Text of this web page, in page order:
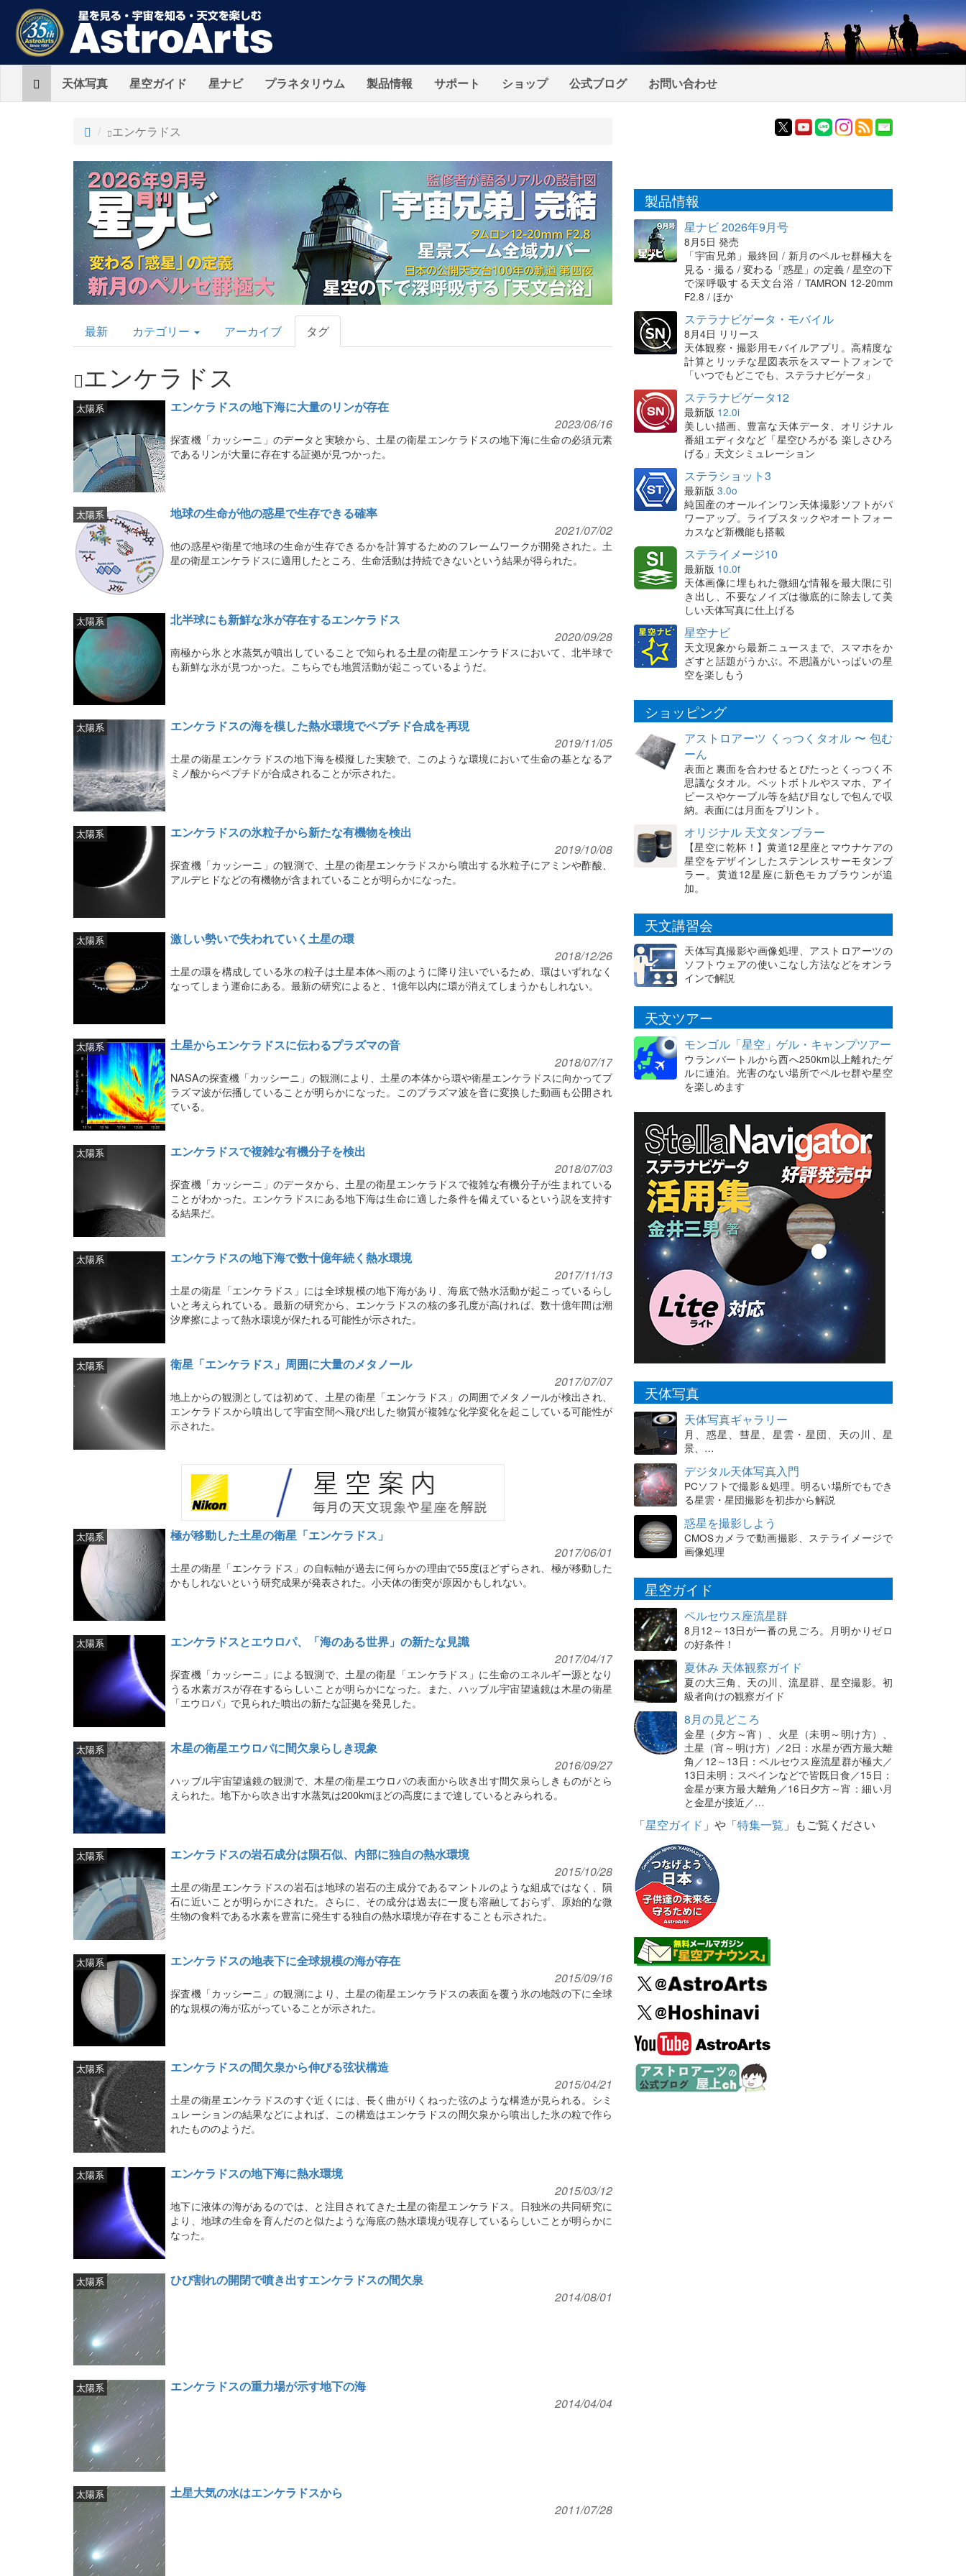
Home天体写真 星空ガイド 星ナビ プラネタリウム 製品情報 サポート ショップ 公式ブログ お問い合わせ
ト
プ
エンケラドス
AstroArts
Topics
最新 カテゴリー アーカイブ タグ
エンケラドス
エンケラドスの地下海に大量のリンが存在
太陽系
2023/06/16
探査機「カッシーニ」のデータと実験から、土星の衛星エンケラドスの地下海に生命の必須元素
であるリンが大量に存在する証拠が見つかった。
地球の生命が他の惑星で生存できる確率
太陽系
2021/07/02
他の惑星や衛星で地球の生命が生存できるかを計算するためのフレームワークが開発された。土
星の衛星エンケラドスに適用したところ、生命活動は持続できないという結果が得られた。
北半球にも新鮮な氷が存在するエンケラドス
太陽系
2020/09/28
南極から氷と水蒸気が噴出していることで知られる土星の衛星エンケラドスにおいて、北半球で
も新鮮な氷が見つかった。こちらでも地質活動が起こっているようだ。
エンケラドスの海を模した熱水環境でペプチド合成を再現
太陽系
2019/11/05
土星の衛星エンケラドスの地下海を模擬した実験で、このような環境において生命の基となるア
ミノ酸からペプチドが合成されることが示された。
エンケラドスの氷粒子から新たな有機物を検出
太陽系
2019/10/08
探査機「カッシーニ」の観測で、土星の衛星エンケラドスから噴出する氷粒子にアミンや酢酸、
アルデヒドなどの有機物が含まれていることが明らかになった。
激しい勢いで失われていく土星の環
太陽系
2018/12/26
土星の環を構成している氷の粒子は土星本体へ雨のように降り注いでいるため、環はいずれなく
なってしまう運命にある。最新の研究によると、1億年以内に環が消えてしまうかもしれない。
土星からエンケラドスに伝わるプラズマの音
太陽系
2018/07/17
NASAの探査機「カッシーニ」の観測により、土星の本体から環や衛星エンケラドスに向かってプ
ラズマ波が伝播していることが明らかになった。このプラズマ波を音に変換した動画も公開され
ている。
エンケラドスで複雑な有機分子を検出
太陽系
2018/07/03
探査機「カッシーニ」のデータから、土星の衛星エンケラドスで複雑な有機分子が生まれている
ことがわかった。エンケラドスにある地下海は生命に適した条件を備えているという説を支持す
る結果だ。
エンケラドスの地下海で数十億年続く熱水環境
太陽系
2017/11/13
土星の衛星「エンケラドス」には全球規模の地下海があり、海底で熱水活動が起こっているらし
いと考えられている。最新の研究から、エンケラドスの核の多孔度が高ければ、数十億年間は潮
汐摩擦によって熱水環境が保たれる可能性が示された。
衛星「エンケラドス」周囲に大量のメタノール
太陽系
2017/07/07
地上からの観測としては初めて、土星の衛星「エンケラドス」の周囲でメタノールが検出され、
エンケラドスから噴出して宇宙空間へ飛び出した物質が複雑な化学変化を起こしている可能性が
示された。
極が移動した土星の衛星「エンケラドス」
太陽系
2017/06/01
土星の衛星「エンケラドス」の自転軸が過去に何らかの理由で55度ほどずらされ、極が移動した
かもしれないという研究成果が発表された。小天体の衝突が原因かもしれない。
エンケラドスとエウロパ、「海のある世界」の新たな見識
太陽系
2017/04/17
探査機「カッシーニ」による観測で、土星の衛星「エンケラドス」に生命のエネルギー源となり
うる水素ガスが存在するらしいことが明らかになった。また、ハッブル宇宙望遠鏡は木星の衛星
「エウロパ」で見られた噴出の新たな証拠を発見した。
木星の衛星エウロパに間欠泉らしき現象
太陽系
2016/09/27
ハッブル宇宙望遠鏡の観測で、木星の衛星エウロパの表面から吹き出す間欠泉らしきものがとら
えられた。地下から吹き出す水蒸気は200kmほどの高度にまで達しているとみられる。
エンケラドスの岩石成分は隕石似、内部に独自の熱水環境
太陽系
2015/10/28
土星の衛星エンケラドスの岩石は地球の岩石の主成分であるマントルのような組成ではなく、隕
石に近いことが明らかにされた。さらに、その成分は過去に一度も溶融しておらず、原始的な微
生物の食料である水素を豊富に発生する独自の熱水環境が存在することも示された。
エンケラドスの地表下に全球規模の海が存在
太陽系
2015/09/16
探査機「カッシーニ」の観測により、土星の衛星エンケラドスの表面を覆う氷の地殻の下に全球
的な規模の海が広がっていることが示された。
エンケラドスの間欠泉から伸びる弦状構造
太陽系
2015/04/21
土星の衛星エンケラドスのすぐ近くには、長く曲がりくねった弦のような構造が見られる。シミ
ュレーションの結果などによれば、この構造はエンケラドスの間欠泉から噴出した氷の粒で作ら
れたもののようだ。
エンケラドスの地下海に熱水環境
太陽系
2015/03/12
地下に液体の海があるのでは、と注目されてきた土星の衛星エンケラドス。日独米の共同研究に
より、地球の生命を育んだのと似たような海底の熱水環境が現存しているらしいことが明らかに
なった。
ひび割れの開閉で噴き出すエンケラドスの間欠泉
太陽系
2014/08/01
エンケラドスの重力場が示す地下の海
太陽系
2014/04/04
土星大気の水はエンケラドスから
太陽系
2011/07/28
製品情報
星ナビ 2026年9月号
8月5日 発売
「宇宙兄弟」最終回 / 新月のペルセ群極大を
見る・撮る / 変わる「惑星」の定義 / 星空の下
で深呼吸する天文台浴 / TAMRON 12-20mm
F2.8 / ほか
ステラナビゲータ・モバイル
8月4日 リリース
天体観察・撮影用モバイルアプリ。高精度な
計算とリッチな星図表示をスマートフォンで
「いつでもどこでも、ステラナビゲータ」
ステラナビゲータ12
最新版 12.0i
美しい描画、豊富な天体データ、オリジナル
番組エディタなど「星空ひろがる 楽しさひろ
げる」天文シミュレーション
ステラショット3
最新版 3.0o
純国産のオールインワン天体撮影ソフトがパ
ワーアップ。ライブスタックやオートフォー
カスなど新機能も搭載
ステライメージ10
最新版 10.0f
天体画像に埋もれた微細な情報を最大限に引
き出し、不要なノイズは徹底的に除去して美
しい天体写真に仕上げる
星空ナビ
天文現象から最新ニュースまで、スマホをか
ざすと話題がうかぶ。不思議がいっぱいの星
空を楽しもう
ショッピング
アストロアーツ くっつくタオル 〜 包む
ーん
表面と裏面を合わせるとぴたっとくっつく不
思議なタオル。ペットボトルやスマホ、アイ
ピースやケーブル等を結び目なしで包んで収
納。表面には月面をプリント。
オリジナル 天文タンブラー
【星空に乾杯！】黄道12星座とマウナケアの
星空をデザインしたステンレスサーモタンブ
ラー。黄道12星座に新色モカブラウンが追
加。
天文講習会
天体写真撮影や画像処理、アストロアーツの
ソフトウェアの使いこなし方法などをオンラ
インで解説
天文ツアー
モンゴル「星空」ゲル・キャンプツアー
ウランバートルから西へ250km以上離れたゲ
ルに連泊。光害のない場所でペルセ群や星空
を楽しめます
天体写真
天体写真ギャラリー
月、惑星、彗星、星雲・星団、天の川、星
景、…
デジタル天体写真入門
PCソフトで撮影＆処理。明るい場所でもでき
る星雲・星団撮影を初歩から解説
惑星を撮影しよう
CMOSカメラで動画撮影、ステライメージで
画像処理
星空ガイド
ペルセウス座流星群
8月12～13日が一番の見ごろ。月明かりゼロ
の好条件！
夏休み 天体観察ガイド
夏の大三角、天の川、流星群、星空撮影。初
級者向けの観察ガイド
8月の見どころ
金星（夕方～宵）、火星（未明～明け方）、
土星（宵～明け方）／2日：水星が西方最大離
角／12～13日：ペルセウス座流星群が極大／
13日未明：スペインなどで皆既日食／15日：
金星が東方最大離角／16日夕方～宵：細い月
と金星が接近／…
「星空ガイド 」や「特集一覧 」もご覧ください